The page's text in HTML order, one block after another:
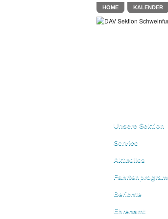
HOME KALENDER
Unsere Sektion
Service
Aktuelles
Berichte
Ehrenamt